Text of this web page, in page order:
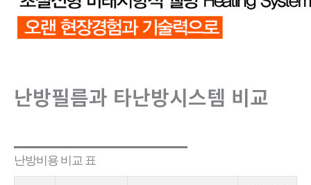
난방필름과 타난방시스템 비교
난방비용 비교 표